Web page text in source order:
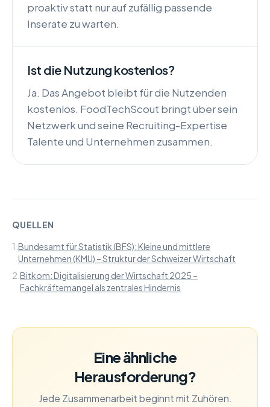
proaktiv statt nur auf zufällig passende
Inserate zu warten.
Ist die Nutzung kostenlos?
Ja. Das Angebot bleibt für die Nutzenden
kostenlos. FoodTechScout bringt über sein
Netzwerk und seine Recruiting-Expertise
Talente und Unternehmen zusammen.
QUELLEN
1. Bundesamt für Statistik (BFS): Kleine und mittlere
Unternehmen (KMU) – Struktur der Schweizer Wirtschaft
2. Bitkom: Digitalisierung der Wirtschaft 2025 –
Fachkräftemangel als zentrales Hindernis
Eine ähnliche
Herausforderung?
Jede Zusammenarbeit beginnt mit Zuhören.